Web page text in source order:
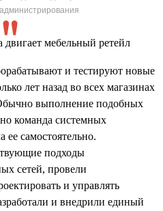
администрирования
и тестируют новые
лет назад во всех магазинах
выполнение подобных
команда системных
самостоятельно.
подходы
сетей, провели
и управлять
и внедрили единый